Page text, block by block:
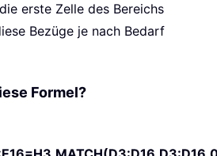
erste Zelle des Bereichs
Bezüge je nach Bedarf
Formel?